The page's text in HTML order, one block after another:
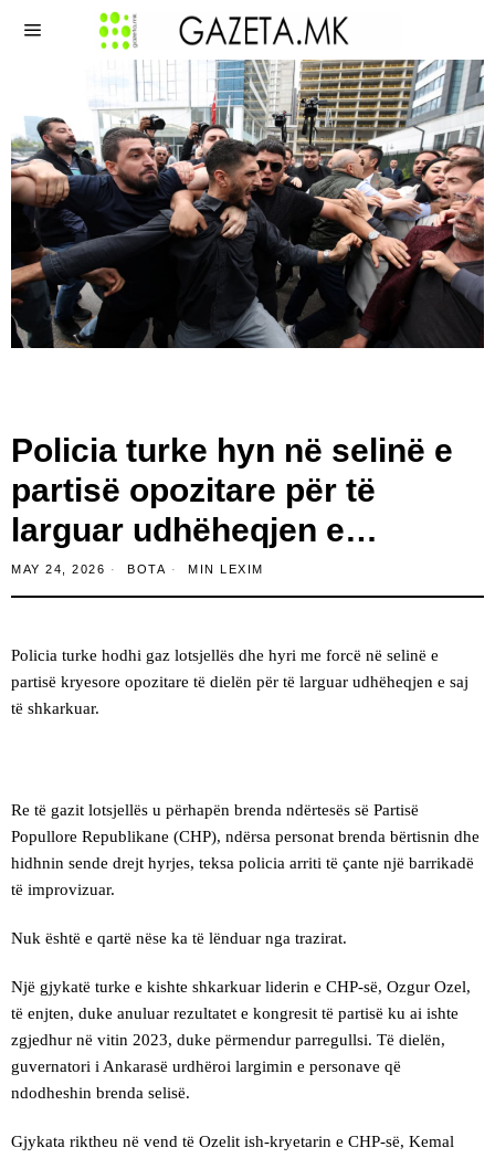
Policia turke hyn në selinë e
partisë opozitare për të
larguar udhëheqjen e…
MAY 24, 2026 BOTA MIN LEXIM
Policia turke hodhi gaz lotsjellës dhe hyri me forcë në selinë e
partisë kryesore opozitare të dielën për të larguar udhëheqjen e saj
të shkarkuar.
Re të gazit lotsjellës u përhapën brenda ndërtesës së Partisë
Popullore Republikane (CHP), ndërsa personat brenda bërtisnin dhe
hidhnin sende drejt hyrjes, teksa policia arriti të çante një barrikadë
të improvizuar.
Nuk është e qartë nëse ka të lënduar nga trazirat.
Një gjykatë turke e kishte shkarkuar liderin e CHP-së, Ozgur Ozel,
të enjten, duke anuluar rezultatet e kongresit të partisë ku ai ishte
zgjedhur në vitin 2023, duke përmendur parregullsi. Të dielën,
guvernatori i Ankarasë urdhëroi largimin e personave që
ndodheshin brenda selisë.
Gjykata riktheu në vend të Ozelit ish-kryetarin e CHP-së, Kemal